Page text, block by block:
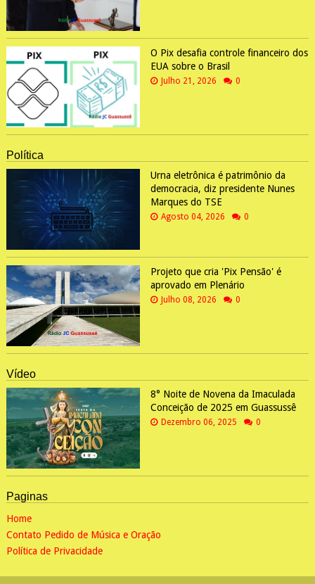
O Pix desafia controle financeiro dos
EUA sobre o Brasil
Julho 21, 2026 0
Política
Urna eletrônica é patrimônio da
democracia, diz presidente Nunes
Marques do TSE
Agosto 04, 2026 0
Projeto que cria 'Pix Pensão' é
aprovado em Plenário
Julho 08, 2026 0
Vídeo
8° Noite de Novena da Imaculada
Conceição de 2025 em Guassussê
Dezembro 06, 2025 0
Paginas
Home
Contato Pedido de Música e Oração
Política de Privacidade